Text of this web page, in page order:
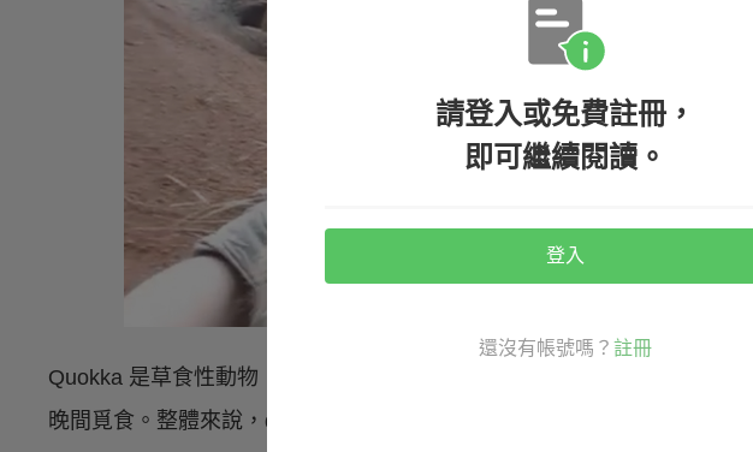
Quokka 是草食性動物，主要食物為葉子、種籽，以及植物的根。牠們也
晚間覓食。整體來說，quokka 是溫馴且充滿好奇新的動物，對人類十分友
請登入或免費註冊，
即可繼續閱讀。
登入
還沒有帳號嗎？ 註冊